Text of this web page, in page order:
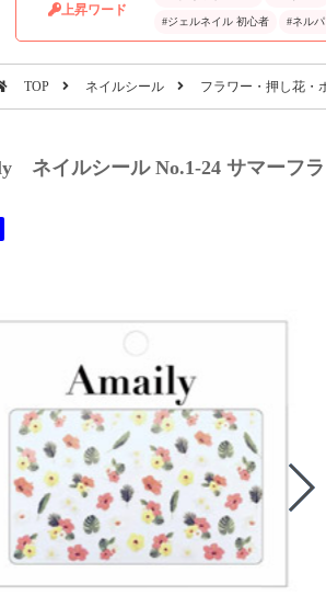
上昇ワード
#ジェルネイル 初心者 #ネル
TOP ネイルシール フラワー・押し花・
ネイルシール No.1-24 サマーフ